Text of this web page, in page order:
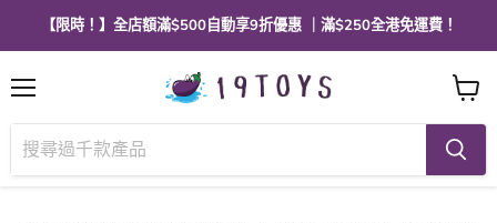
【限時！】全店額滿$500自動享9折優惠 ｜滿$250全港免運費！
單
查
看
購
物
車